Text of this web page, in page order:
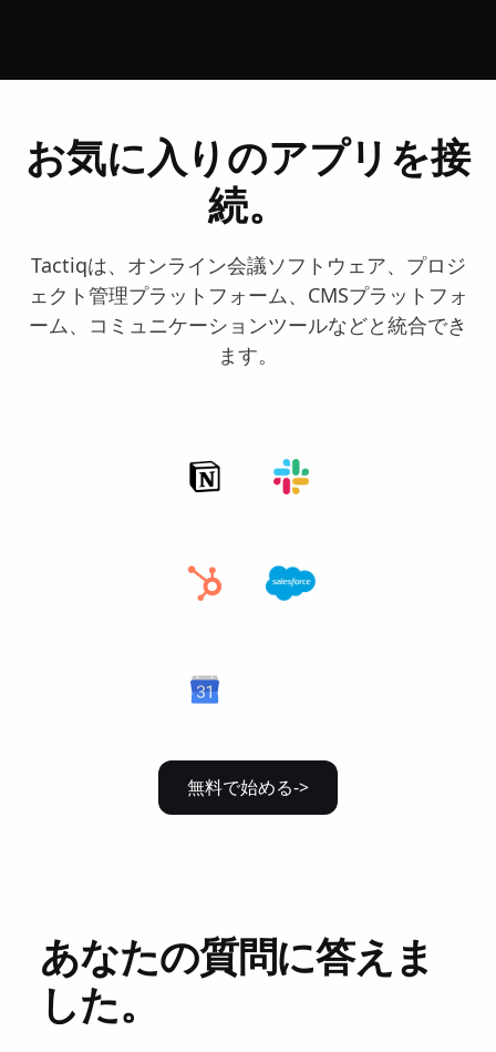
お気に入りのアプリを接
続。
Tactiqは、オンライン会議ソフトウェア、プロジ
ェクト管理プラットフォーム、CMSプラットフォ
ーム、コミュニケーションツールなどと統合でき
ます。
無料で始める->
あなたの質問に答えま
した。